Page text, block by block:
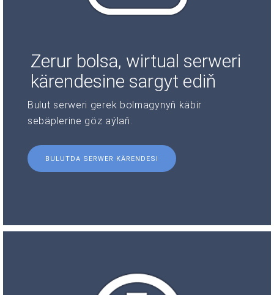
Zerur bolsa, wirtual serweri
kärendesine sargyt ediň
Bulut serweri gerek bolmagynyň käbir
sebäplerine göz aýlaň.
BULUTDA SERWER KÄRENDESI